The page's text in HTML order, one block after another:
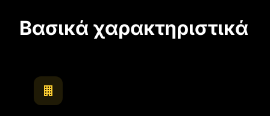
Βασικά χαρακτηριστικά